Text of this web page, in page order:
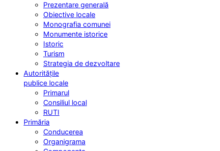
Prezentare generală
Obiective locale
Monografia comunei
Monumente istorice
Istoric
Turism
Strategia de dezvoltare
Autoritățile
publice locale
Primarul
Consiliul local
RUTI
Primăria
Conducerea
Organigrama